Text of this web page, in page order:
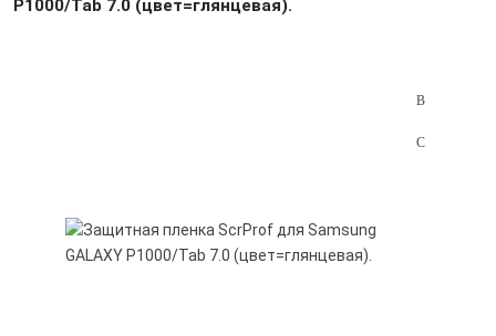
P1000/Tab 7.0 (цвет=глянцевая).